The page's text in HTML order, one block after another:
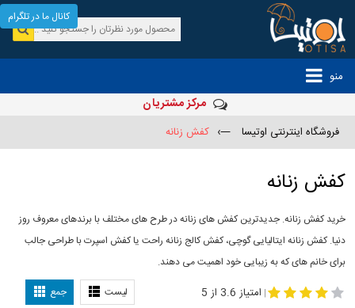
منو
مرکز مشتریان
فروشگاه اینترنتی اوتیسا —› کفش زنانه
کفش زنانه
خرید کفش زنانه. جدیدترین کفش های زنانه در طرح های مختلف با برندهای معروف روز
دنیا. کفش زنانه ایتالیایی گوچی، کفش کالج زنانه راحت یا کفش اسپرت با طراحی جالب
برای خانم های که به زیبایی خود اهمیت می دهند.
لیست جمع | امتیاز 3.6 از 5
کانال ما در تلگرام